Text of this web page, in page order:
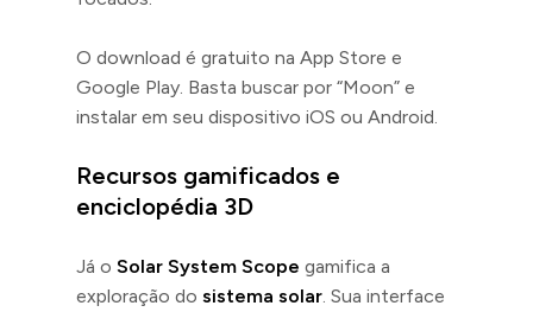
O download é gratuito na App Store e
Google Play. Basta buscar por “Moon” e
instalar em seu dispositivo iOS ou Android.
Recursos gamificados e
enciclopédia 3D
Já o Solar System Scope gamifica a
exploração do sistema solar . Sua interface